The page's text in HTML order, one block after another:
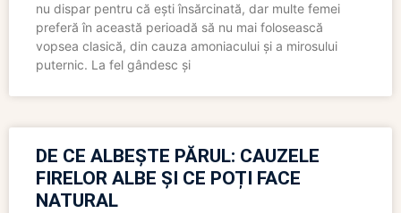
nu dispar pentru că ești însărcinată, dar multe femei
preferă în această perioadă să nu mai folosească
vopsea clasică, din cauza amoniacului și a mirosului
puternic. La fel gândesc și
DE CE ALBEȘTE PĂRUL: CAUZELE
FIRELOR ALBE ȘI CE POȚI FACE
NATURAL